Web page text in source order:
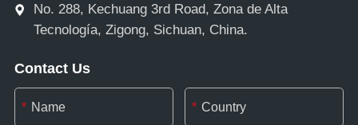
No. 288, Kechuang 3rd Road, Zona de Alta
Tecnología, Zigong, Sichuan, China.
Contact Us
* *